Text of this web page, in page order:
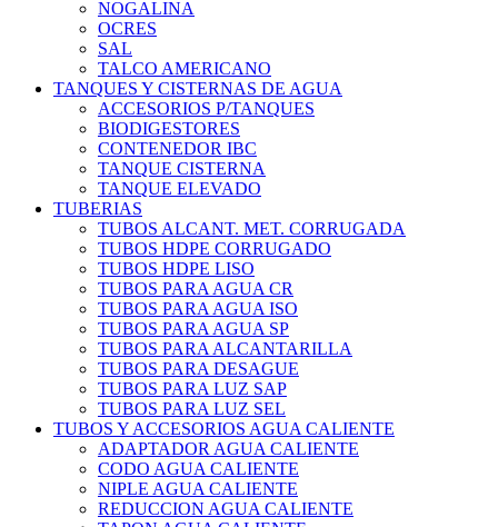
NOGALINA
OCRES
SAL
TALCO AMERICANO
TANQUES Y CISTERNAS DE AGUA
ACCESORIOS P/TANQUES
BIODIGESTORES
CONTENEDOR IBC
TANQUE CISTERNA
TANQUE ELEVADO
TUBERIAS
TUBOS ALCANT. MET. CORRUGADA
TUBOS HDPE CORRUGADO
TUBOS HDPE LISO
TUBOS PARA AGUA CR
TUBOS PARA AGUA ISO
TUBOS PARA AGUA SP
TUBOS PARA ALCANTARILLA
TUBOS PARA DESAGUE
TUBOS PARA LUZ SAP
TUBOS PARA LUZ SEL
TUBOS Y ACCESORIOS AGUA CALIENTE
ADAPTADOR AGUA CALIENTE
CODO AGUA CALIENTE
NIPLE AGUA CALIENTE
REDUCCION AGUA CALIENTE